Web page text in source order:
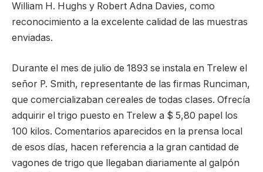
William H. Hughs y Robert Adna Davies, como
reconocimiento a la excelente calidad de las muestras
enviadas.
Durante el mes de julio de 1893 se instala en Trelew el
señor P. Smith, representante de las firmas Runciman,
que comercializaban cereales de todas clases. Ofrecía
adquirir el trigo puesto en Trelew a $ 5,80 papel los
100 kilos. Comentarios aparecidos en la prensa local
de esos días, hacen referencia a la gran cantidad de
vagones de trigo que llegaban diariamente al galpón